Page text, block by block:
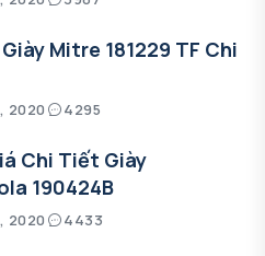
Mitre 181229 TF Chi
2020 4295
Chi Tiết Giày
190424B
2020 4433